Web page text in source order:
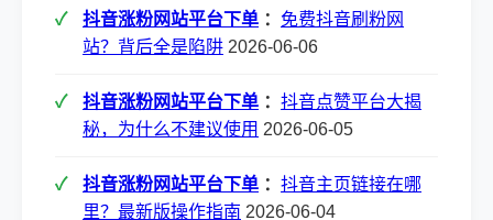
抖音涨粉网站平台下单 ： 免费抖音刷粉网
站？背后全是陷阱 2026-06-06
抖音涨粉网站平台下单 ： 抖音点赞平台大揭
秘，为什么不建议使用 2026-06-05
抖音涨粉网站平台下单 ： 抖音主页链接在哪
里？最新版操作指南 2026-06-04